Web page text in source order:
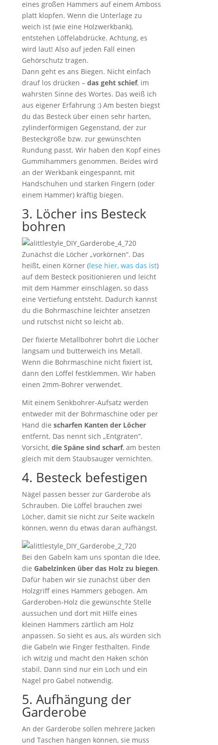
eines großen Hammers auf einem Amboss
platt klopfen. Wenn die Unterlage zu
weich ist (wie eine Holzwerkbank),
entstehen Löffelabdrücke. Achtung, es
wird laut! Also auf jeden Fall einen
Gehörschutz tragen.
Dann geht es ans Biegen. Nicht einfach
drauf los drücken – das geht schief, im
wahrsten Sinne des Wortes. Das weiß ich
aus eigener Erfahrung :) Am besten biegst
du das Besteck über einen sehr harten,
zylinderförmigen Gegenstand, der zur
Besteckgröße bzw. zur gewünschten
Rundung passt. Wir haben den Kopf eines
Gummihammers genommen. Beides wird
an der Werkbank eingespannt, mit
Handschuhen und starken Fingern (oder
einem Hammer) kräftig biegen.
3. Löcher ins Besteck
bohren
Zunächst die Löcher „vorkörnen“. Das
heißt, einen Körner (lese hier, was das ist)
auf dem Besteck positionieren und leicht
mit dem Hammer einschlagen, so dass
eine Vertiefung entsteht. Dadurch kannst
du die Bohrmaschine leichter ansetzen
und rutschst nicht so leicht ab.
Der fixierte Metallbohrer bohrt die Löcher
langsam und butterweich ins Metall.
Wenn die Bohrmaschine nicht fixiert ist,
dann den Löffel festklemmen. Wir haben
einen 2mm-Bohrer verwendet.
Mit einem Senkbohrer-Aufsatz werden
entweder mit der Bohrmaschine oder per
Hand die scharfen Kanten der Löcher
entfernt. Das nennt sich „Entgraten“.
Vorsicht, die Späne sind scharf, am besten
gleich mit dem Staubsauger vernichten.
4. Besteck befestigen
Nägel passen besser zur Garderobe als
Schrauben. Die Löffel brauchen zwei
Löcher, damit sie nicht zur Seite wackeln
können, wenn du etwas daran aufhängst.
Bei den Gabeln kam uns spontan die Idee,
die Gabelzinken über das Holz zu biegen.
Dafür haben wir sie zunächst über den
Holzgriff eines Hammers gebogen. Am
Garderoben-Holz die gewünschte Stelle
aussuchen und dort mit Hilfe eines
kleinen Hammers zärtlich am Holz
anpassen. So sieht es aus, als würden sich
die Gabeln wie Finger festhalten. Finde
ich witzig und macht den Haken schön
stabil. Dann sind nur ein Loch und ein
Nagel pro Gabel notwendig.
5. Aufhängung der
Garderobe
An der Garderobe sollen mehrere Jacken
und Taschen hängen können, sie muss